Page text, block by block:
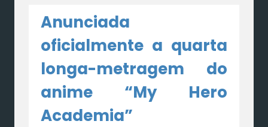
Anunciada
oficialmente a quarta
longa-metragem do
anime “My Hero
Academia”